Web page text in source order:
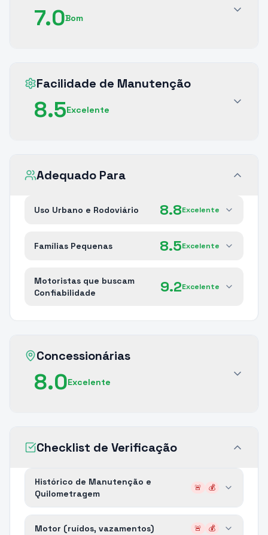
7.0Bom
Facilidade de Manutenção
8.5Excelente
Adequado Para
Uso Urbano e Rodoviário 8.8Excelente
Famílias Pequenas 8.5Excelente
Motoristas que buscam
Confiabilidade
9.2Excelente
Concessionárias
8.0Excelente
Checklist de Verificação
Histórico de Manutenção e
Quilometragem
🚨 💰
Motor (ruídos, vazamentos) 🚨 💰